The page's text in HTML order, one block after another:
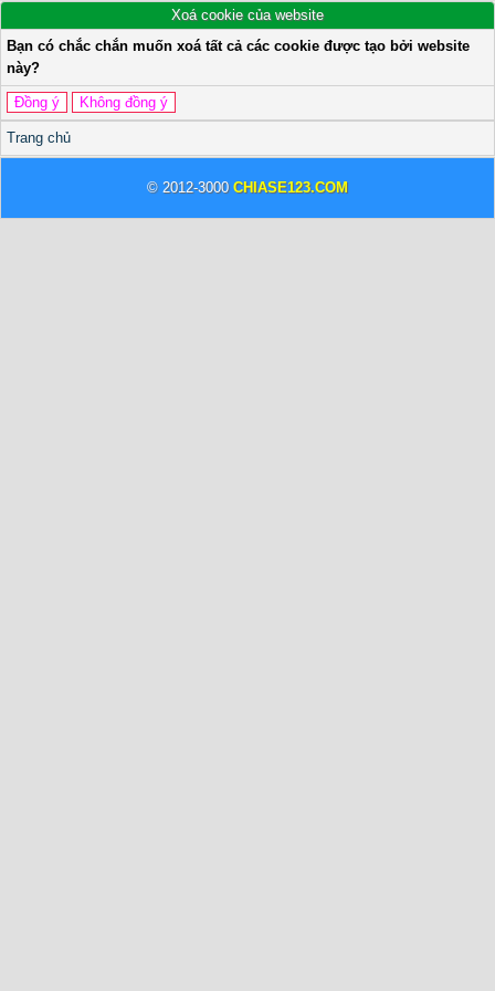
Xoá cookie của website
Bạn có chắc chắn muốn xoá tất cả các cookie được tạo bởi website
này?
Trang chủ
© 2012-3000 CHIASE123.COM